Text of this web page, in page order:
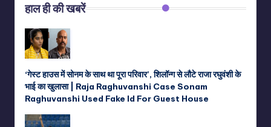
हाल ही की खबरें
‘गेस्ट हाउस में सोनम के साथ था पूरा परिवार’, शिलॉन्ग से लौटे राजा रघुवंशी के
भाई का खुलासा | Raja Raghuvanshi Case Sonam
Raghuvanshi Used Fake Id For Guest House